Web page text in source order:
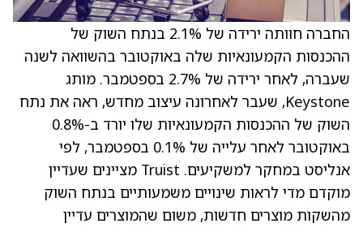
החברה חוותה ירידה של 2.1% בנתח השוק של
ההכנסות הקמעונאיות שלה באוקטובר בהשוואה לשנה
שעברה, לאחר ירידה של 2.7% בספטמבר. מותג
Keystone, שעבר לאחרונה עיצוב מחדש, ראה את נתח
השוק של ההכנסות הקמעונאיות שלו יורד ב-0.8%
באוקטובר לאחר עלייה של 0.1% בספטמבר, לפי
אנליסט במחקר למשקיעים. Truist מציינים שעדיין
מוקדם מדי לראות שינויים משמעותיים בנתח השוק
מהשקות מוצרים חדשות, משום שהמוצרים עדיין